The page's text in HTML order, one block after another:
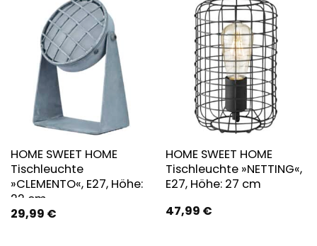
HOME SWEET HOME
Tischleuchte
»CLEMENTO«, E27, Höhe:
22 cm
29,99 €
HOME SWEET HOME
Tischleuchte »NETTING«,
E27, Höhe: 27 cm
47,99 €